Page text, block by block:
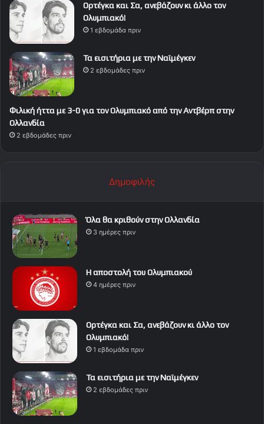
Ορτέγκα και Σα, ανεβάζουν κι άλλο τον
Ολυμπιακό!
1 εβδομάδα πριν
Τα εισιτήρια με την Ναϊμέγκεν
2 εβδομάδες πριν
Φιλική ήττα με 3-0 για τον Ολυμπιακό από την Αντβέρπ στην
Ολλανδία
2 εβδομάδες πριν
Δημοφιλής
Όλα θα κριθούν στην Ολλανδία
3 ημέρες πριν
Η αποστολή του Ολυμπιακού
4 ημέρες πριν
Ορτέγκα και Σα, ανεβάζουν κι άλλο τον
Ολυμπιακό!
1 εβδομάδα πριν
Τα εισιτήρια με την Ναϊμέγκεν
2 εβδομάδες πριν